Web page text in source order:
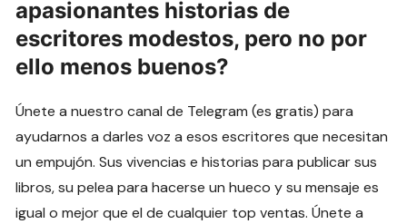
apasionantes historias de
escritores modestos, pero no por
ello menos buenos?
Únete a nuestro canal de Telegram (es gratis) para
ayudarnos a darles voz a esos escritores que necesitan
un empujón. Sus vivencias e historias para publicar sus
libros, su pelea para hacerse un hueco y su mensaje es
igual o mejor que el de cualquier top ventas. Únete a